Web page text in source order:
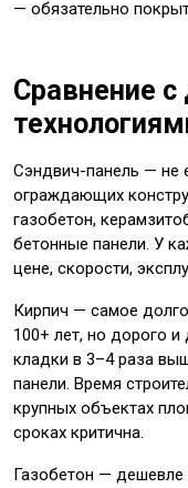
— обязательно
Сравнение с
Сэндвич-панель — не
ограждающих
газобетон,
бетонные панели. У
цене, скорости,
Кирпич — самое
100+ лет, но дорого
кладки в 3–4 раза
панели. Время
крупных объектах
сроках критична.
Газобетон — дешевле